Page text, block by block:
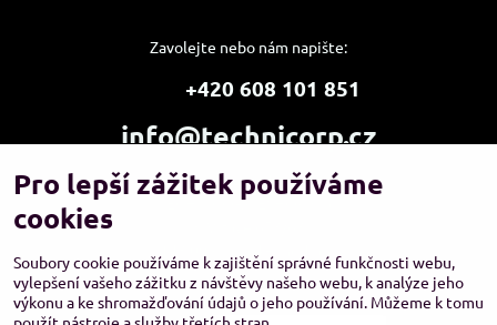
Zavolejte nebo nám napište:
+420 608 101 851
info@technicorp.cz
Showroom a výdejní místo:
TECHNICORP ESHOP s.r.o.
Pro lepší zážitek používáme
cookies
Soubory cookie používáme k zajištění správné funkčnosti webu,
vylepšení vašeho zážitku z návštěvy našeho webu, k analýze jeho
výkonu a ke shromažďování údajů o jeho používání. Můžeme k tomu